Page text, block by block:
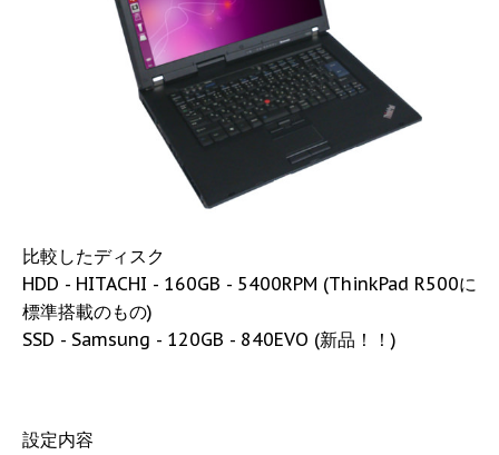
比較したディスク
HDD - HITACHI - 160GB - 5400RPM (ThinkPad R500に
標準搭載のもの)
SSD - Samsung - 120GB - 840EVO (新品！！)
設定内容